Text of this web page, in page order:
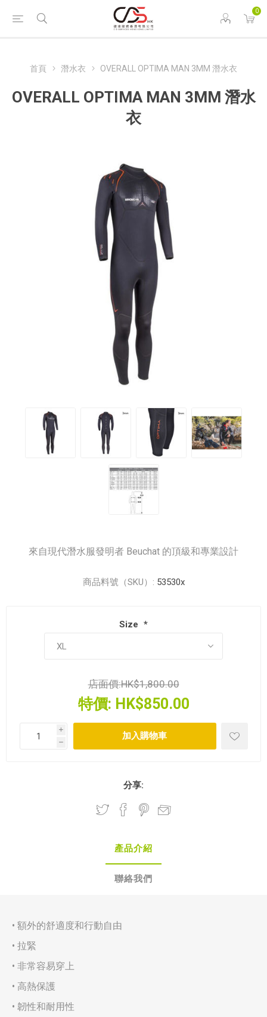
0
首頁 潛水衣 OVERALL OPTIMA MAN 3MM 潛水衣
OVERALL OPTIMA MAN 3MM 潛水
衣
來自現代潛水服發明者 Beuchat 的頂級和專業設計
商品料號（SKU）: 53530x
Size *
店面價:HK$1,800.00
特價: HK$850.00
i
h
分享:
產品介紹
聯絡我們
• 額外的舒適度和行動自由
• 拉緊
• 非常容易穿上
• 高熱保護
• 韌性和耐用性